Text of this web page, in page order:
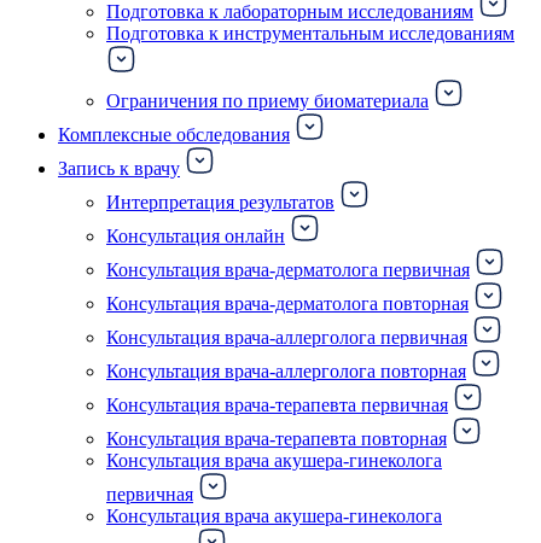
Подготовка к лабораторным исследованиям
Подготовка к инструментальным исследованиям
Ограничения по приему биоматериала
Комплексные обследования
Запись к врачу
Интерпретация результатов
Консультация онлайн
Консультация врача-дерматолога первичная
Консультация врача-дерматолога повторная
Консультация врача-аллерголога первичная
Консультация врача-аллерголога повторная
Консультация врача-терапевта первичная
Консультация врача-терапевта повторная
Консультация врача акушера-гинеколога
первичная
Консультация врача акушера-гинеколога